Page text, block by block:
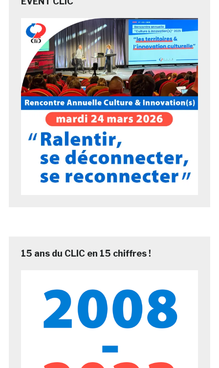
15 ans du CLIC en 15 chiffres !